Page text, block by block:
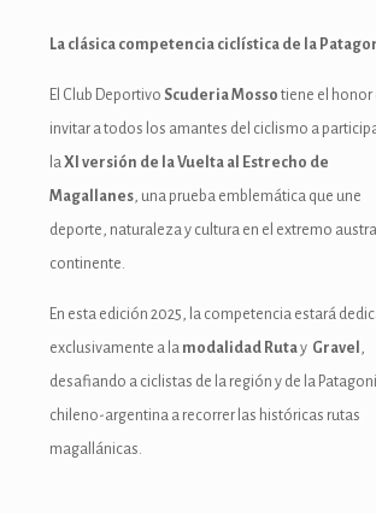
La clásica competencia ciclística de la
El Club Deportivo Scuderia Mosso tiene el honor
invitar a todos los amantes del ciclismo a
la XI versión de la Vuelta al Estrecho de
Magallanes , una prueba emblemática que une
deporte, naturaleza y cultura en el extremo
continente.
En esta edición 2025, la competencia estará
exclusivamente a la modalidad Rutay Gravel
desafiando a ciclistas de la región y de la
chileno-argentina a recorrer las históricas rutas
magallánicas.